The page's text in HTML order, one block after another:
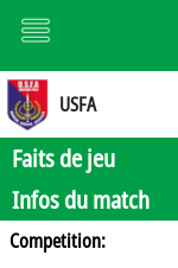
USFA
Faits de jeu
Infos du match
Competition: